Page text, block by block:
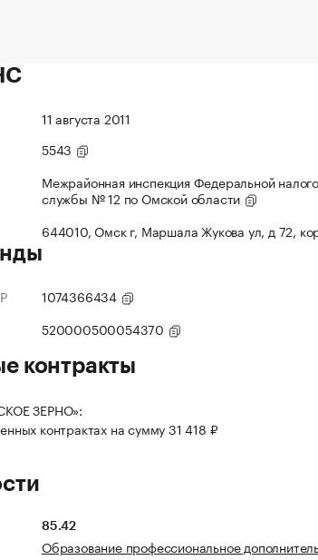
11 августа 2011
5543
Межрайонная инспекция Федеральной
службы № 12 по Омской области
644010, Омск г, Маршала Жукова ул, д 72,
1074366434
520000500054370
контракты
ЗЕРНО»:
контрактах на сумму 31 418 ₽
85.42
Образование профессиональное